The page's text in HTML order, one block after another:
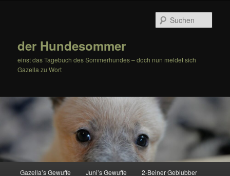
der Hundesommer
einst das Tagebuch des Sommerhundes – doch nun meldet sich
Gazella zu Wort
Gazella’s Gewuffe Juni’s Gewuffe 2-Beiner Geblubber